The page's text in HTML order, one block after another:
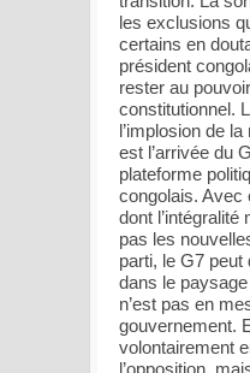
les exclusions
certains en
président
rester au
constitutionnel.
l’implosion de
est l’arrivée du
plateforme
congolais. Avec
dont
pas les
parti, le G7
dans le
n’est pas en
gouvernement.
volontairement
l’opposition,